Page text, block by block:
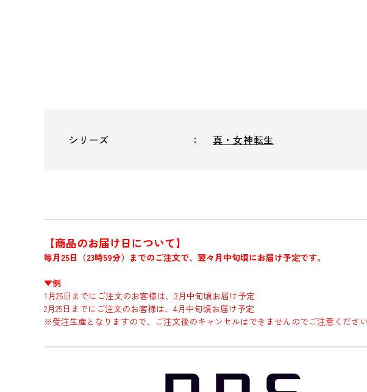
シリーズ 真・女神転生
【商品のお届け日について】
毎月25日（23時59分）までのご注文で、翌々月中旬頃にお届け予定です。
▼例
1月25日までにご注文のお客様は、3月中旬頃お届け予定
2月25日までにご注文のお客様は、4月中旬頃お届け予定
※受注生産となりますので、ご注文後のキャンセルはできませんのでご注意ください